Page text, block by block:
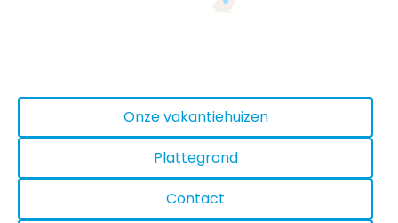
Onze vakantiehuizen
Plattegrond
Contact